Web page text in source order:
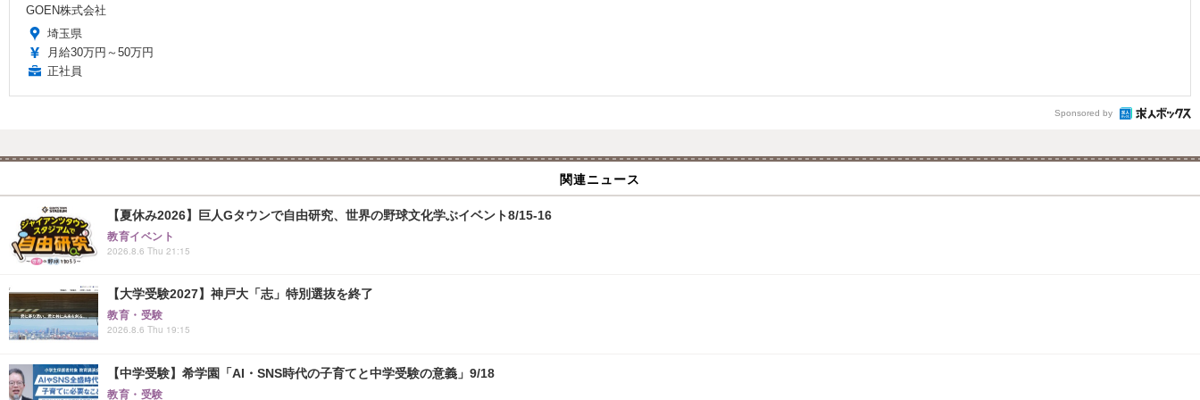
GOEN株式会社
埼玉県
月給30万円～50万円
正社員
Sponsored by
関連ニュース
【夏休み2026】巨人Gタウンで自由研究、世界の野球文化学ぶイベント8/15-16
教育イベント
2026.8.6 Thu 21:15
【大学受験2027】神戸大「志」特別選抜を終了
教育・受験
2026.8.6 Thu 19:15
【中学受験】希学園「AI・SNS時代の子育てと中学受験の意義」9/18
教育・受験